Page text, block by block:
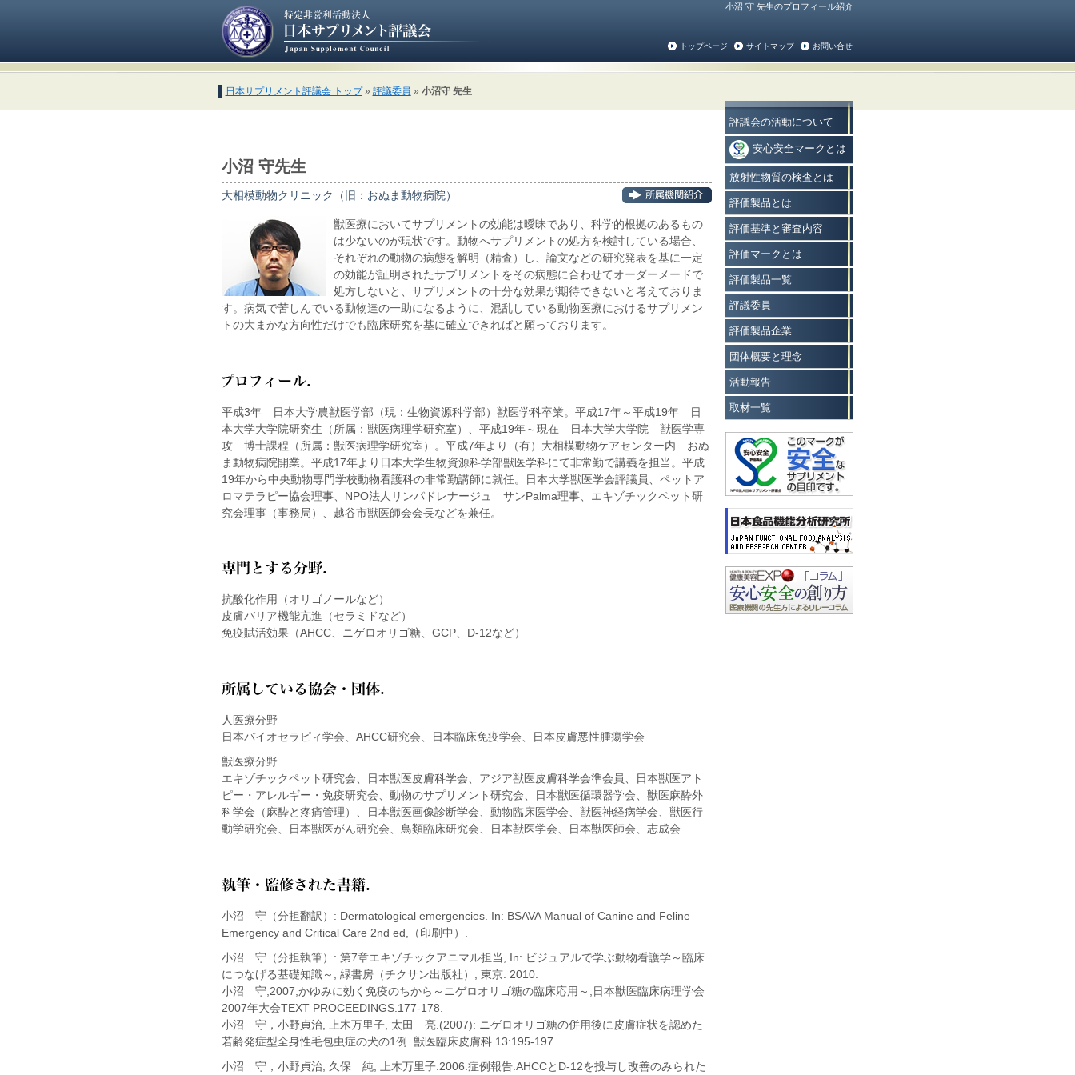
小沼 守 先生のプロフィール紹介
トップページ サイトマップ お問い合せ
日本サプリメント評議会 トップ» 評議委員 » 小沼守 先生
小沼 守先生
大相模動物クリニック（旧：おぬま動物病院）
獣医療においてサプリメントの効能は曖昧であり、科学的根拠のあるもの
は少ないのが現状です。動物へサプリメントの処方を検討している場合、
それぞれの動物の病態を解明（精査）し、論文などの研究発表を基に一定
の効能が証明されたサプリメントをその病態に合わせてオーダーメードで
処方しないと、サプリメントの十分な効果が期待できないと考えておりま
す。病気で苦しんでいる動物達の一助になるように、混乱している動物医療におけるサプリメン
トの大まかな方向性だけでも臨床研究を基に確立できればと願っております。
平成3年 日本大学農獣医学部（現：生物資源科学部）獣医学科卒業。平成17年～平成19年 日
本大学大学院研究生（所属：獣医病理学研究室）、平成19年～現在 日本大学大学院 獣医学専
攻 博士課程（所属：獣医病理学研究室）。平成7年より（有）大相模動物ケアセンター内 おぬ
ま動物病院開業。平成17年より日本大学生物資源科学部獣医学科にて非常勤で講義を担当。平成
19年から中央動物専門学校動物看護科の非常勤講師に就任。日本大学獣医学会評議員、ペットア
ロマテラピー協会理事、NPO法人リンパドレナージュ サンPalma理事、エキゾチックペット研
究会理事（事務局）、越谷市獣医師会会長などを兼任。
抗酸化作用（オリゴノールなど）
皮膚バリア機能亢進（セラミドなど）
免疫賦活効果（AHCC、ニゲロオリゴ糖、GCP、D-12など）
人医療分野
日本バイオセラピィ学会、AHCC研究会、日本臨床免疫学会、日本皮膚悪性腫瘍学会
獣医療分野
エキゾチックペット研究会、日本獣医皮膚科学会、アジア獣医皮膚科学会準会員、日本獣医アト
ピー・アレルギー・免疫研究会、動物のサプリメント研究会、日本獣医循環器学会、獣医麻酔外
科学会（麻酔と疼痛管理）、日本獣医画像診断学会、動物臨床医学会、獣医神経病学会、獣医行
動学研究会、日本獣医がん研究会、鳥類臨床研究会、日本獣医学会、日本獣医師会、志成会
小沼 守（分担翻訳）: Dermatological emergencies. In: BSAVA Manual of Canine and Feline
Emergency and Critical Care 2nd ed,（印刷中）.
小沼 守（分担執筆）: 第7章エキゾチックアニマル担当, In: ビジュアルで学ぶ動物看護学～臨床
につなげる基礎知識～, 緑書房（チクサン出版社）, 東京. 2010.
小沼 守,2007,かゆみに効く免疫のちから～ニゲロオリゴ糖の臨床応用～,日本獣医臨床病理学会
2007年大会TEXT PROCEEDINGS.177-178.
小沼 守，小野貞治, 上木万里子, 太田 亮.(2007): ニゲロオリゴ糖の併用後に皮膚症状を認めた
若齢発症型全身性毛包虫症の犬の1例. 獣医臨床皮膚科.13:195-197.
小沼 守，小野貞治, 久保 純, 上木万里子.2006.症例報告:AHCCとD-12を投与し改善のみられた
評議会の活動について
安心安全マークとは
放射性物質の検査とは
評価製品とは
評価基準と審査内容
評価マークとは
評価製品一覧
評議委員
評価製品企業
団体概要と理念
活動報告
取材一覧